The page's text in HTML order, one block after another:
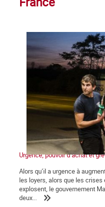
Urgence, pouvoir d’achat et
Alors qu’il a urgence à
les loyers, alors que les
explosent, le gouvernement
deux...